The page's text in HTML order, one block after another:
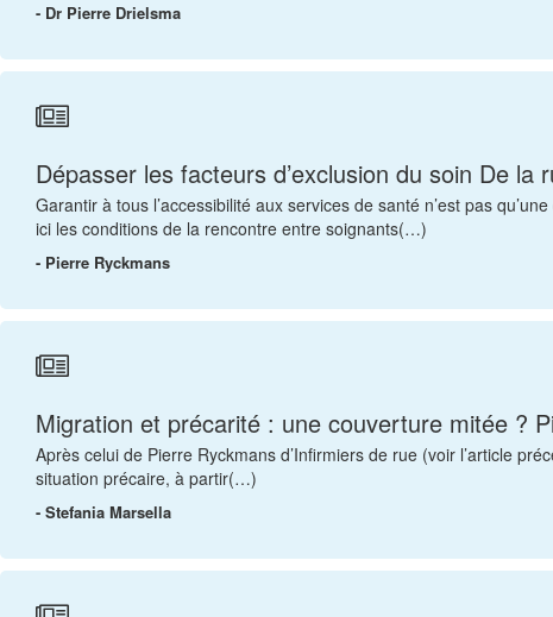
- Dr Pierre Drielsma
Dépasser les facteurs d’exclusion du soin De la
Garantir à tous l’accessibilité aux services de santé n’est pas
ici les conditions de la rencontre entre soignants(…)
- Pierre Ryckmans
Migration et précarité : une couverture mitée ?
Après celui de Pierre Ryckmans d’Infirmiers de rue (voir l’article
situation précaire, à partir(…)
- Stefania Marsella